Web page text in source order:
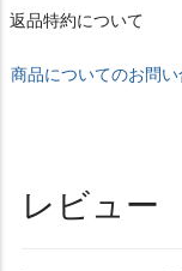
返品特約について
商品についてのお問
レビュー